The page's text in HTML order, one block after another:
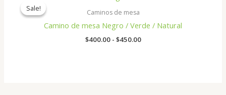
Sale!
Sale!
Caminos de mesa
Camino de mesa Negro / Verde / Natural
$400.00 - $450.00
$400.00
hasta